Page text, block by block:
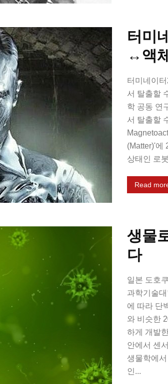
터미
↔액체
터미네이
서 탈출할
학 공동 연
서 탈출할
(Matter)'에
상태인 로
Read
생물
다
일본 도호
과학기술
에 따라 단
와 비슷한
하게 개발
안에서 센
생물학에
인...